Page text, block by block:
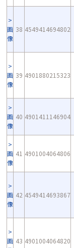
画
像
38 4549414694802
画
像
39 4901880215323
画
像
40 4901411146904
画
像
41 4901004064806
画
像
42 4549414693867
画 43 4901004064820